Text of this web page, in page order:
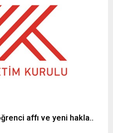
affı ve yeni hakla..